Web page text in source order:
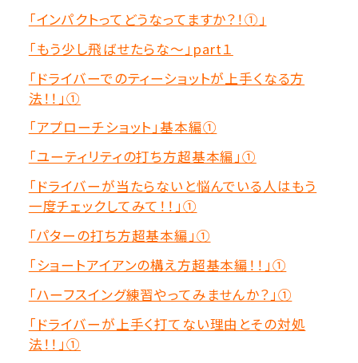
「インパクトってどうなってますか？！①」
「もう少し飛ばせたらな～」part１
「ドライバーでのティーショットが上手くなる方
法！！」①
「アプローチショット」基本編①
「ユーティリティの打ち方超基本編」①
「ドライバーが当たらないと悩んでいる人はもう
一度チェックしてみて！！」①
「パターの打ち方超基本編」①
「ショートアイアンの構え方超基本編！！」①
「ハーフスイング練習やってみませんか？」①
「ドライバーが上手く打てない理由とその対処
法！！」①